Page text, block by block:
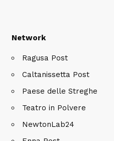
Network
Ragusa Post
Caltanissetta Post
Paese delle Streghe
Teatro in Polvere
NewtonLab24